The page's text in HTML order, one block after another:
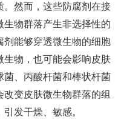
。然而，这些防腐剂在接
物群落产生非选择性的
剂能够穿透微生物的细胞
生物，也可能会影响皮肤
菌、丙酸杆菌和棒状杆菌
变皮肤微生物群落的组
发干燥、敏感。